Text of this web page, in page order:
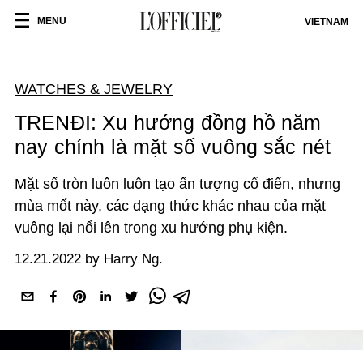
MENU VIETNAM
WATCHES & JEWELRY
TRENĐI: Xu hướng đồng hồ năm
nay chính là mặt số vuông sắc nét
Mặt số tròn luôn luôn tạo ấn tượng cổ điển, nhưng
mùa mốt này, các dạng thức khác nhau của mặt
vuông lại nổi lên trong xu hướng phụ kiện.
12.21.2022 by Harry Ng.